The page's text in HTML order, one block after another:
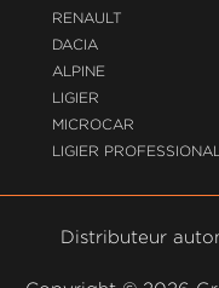
RENAULT
DACIA
ALPINE
LIGIER
MICROCAR
LIGIER PROFESSIONAL
Distributeur